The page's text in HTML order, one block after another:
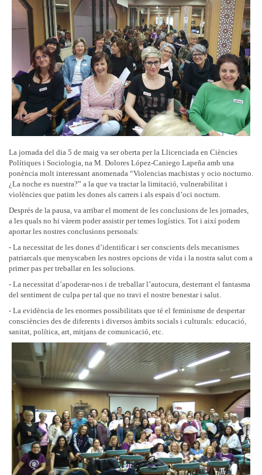
La jornada del dia 5 de maig va ser oberta per la Llicenciada en Ciències
Polítiques i Sociologia, na M. Dolores López-Caniego Lapeña amb una
ponència molt interessant anomenada “Violencias machistas y ocio nocturno.
¿La noche es nuestra?” a la que va tractar la limitació, vulnerabilitat i
violències que patim les dones als carrers i als espais d’oci nocturn.
Després de la pausa, va arribar el moment de les conclusions de les jornades,
a les quals no hi vàrem poder assistir per temes logístics. Tot i així podem
aportar les nostres conclusions personals:
- La necessitat de les dones d’identificar i ser conscients dels mecanismes
patriarcals que menyscaben les nostres opcions de vida i la nostra salut com a
primer pas per treballar en les solucions.
- La necessitat d’apoderar-nos i de treballar l’autocura, desterrant el fantasma
del sentiment de culpa per tal que no travi el nostre benestar i salut.
- La evidència de les enormes possibilitats que té el feminisme de despertar
consciències des de diferents i diversos àmbits socials i culturals: educació,
sanitat, política, art, mitjans de comunicació, etc.